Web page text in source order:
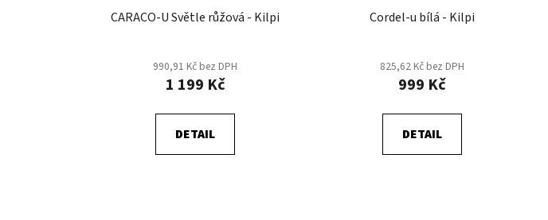
CARACO-U Světle růžová - Kilpi
990,91 Kč bez DPH
1 199 Kč
DETAIL
Cordel-u bílá - Kilpi
825,62 Kč bez DPH
999 Kč
DETAIL